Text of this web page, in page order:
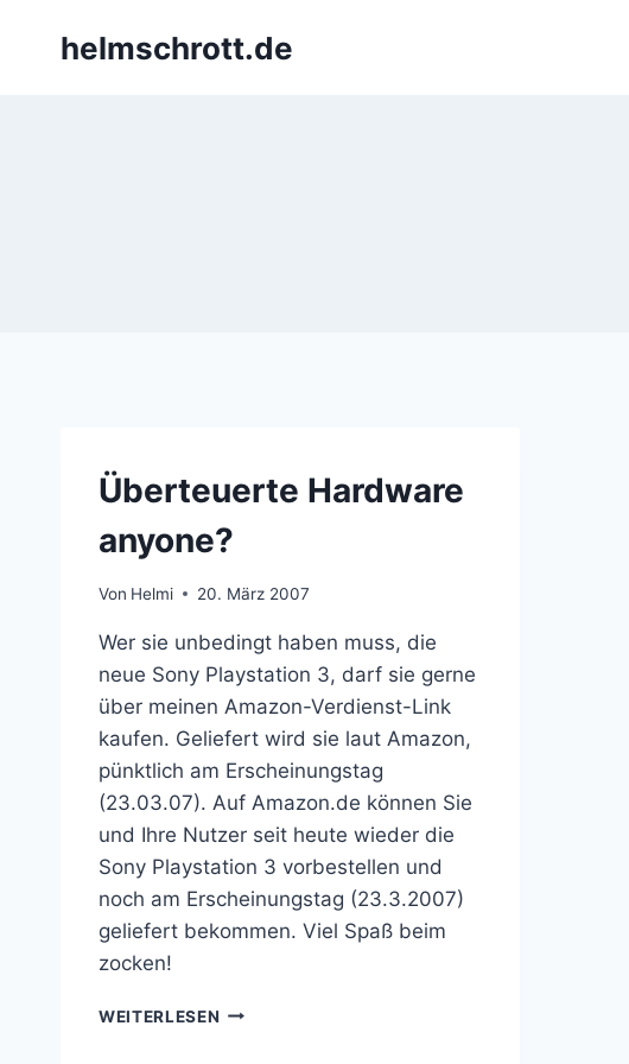
helmschrott.de
Überteuerte Hardware
anyone?
Von Helmi 20. März 2007
Wer sie unbedingt haben muss, die
neue Sony Playstation 3, darf sie gerne
über meinen Amazon-Verdienst-Link
kaufen. Geliefert wird sie laut Amazon,
pünktlich am Erscheinungstag
(23.03.07). Auf Amazon.de können Sie
und Ihre Nutzer seit heute wieder die
Sony Playstation 3 vorbestellen und
noch am Erscheinungstag (23.3.2007)
geliefert bekommen. Viel Spaß beim
zocken!
WEITERLESEN ÜBERTEUERTE